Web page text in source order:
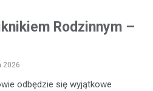
Rodzinnym –
2026
odbędzie się wyjątkowe